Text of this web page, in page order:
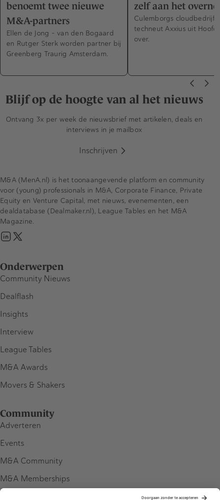
benoemt twee nieuwe
M&A-partners
Ellen de Jong - van den Bogaard
en Rutger Sterk worden partner bij
Greenberg Traurig Amsterdam.
zelf aan het
Culemborgs cloudbedrijf
techneut Axxius uit
over.
Blijf op de hoogte van al het nieuws
Ontvang 3x per week de nieuwsbrief met artikelen, deals en
interviews in je mailbox
Inschrijven
Onderwerpen
Community Nieuws
Dealflash
Insights
Interview
League Tables
M&A Awards
Movers & Shakers
Community
Adverteren
Events
M&A Community
M&A Memberships
M&A (MenA.nl) is het toonaangevende platform en community
voor (young) professionals in M&A, Corporate Finance, Private
Equity en Venture Capital, met nieuws, evenementen, een
dealdatabase (Dealmaker.nl), League Tables en het M&A
Magazine.